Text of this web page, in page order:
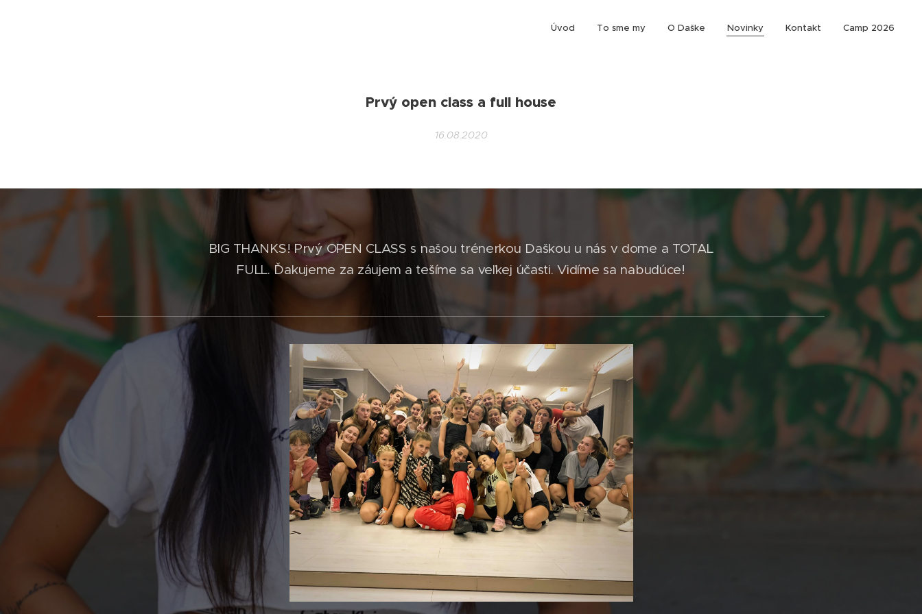
Úvod To sme my O Daške Novinky Kontakt Camp 2026
Prvý open class a full house
16.08.2020
BIG THANKS! Prvý OPEN CLASS s našou trénerkou Daškou u nás v dome a TOTAL
FULL. Ďakujeme za záujem a tešíme sa veľkej účasti. Vidíme sa nabudúce!